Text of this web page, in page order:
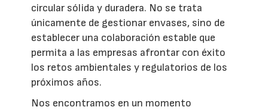
circular sólida y duradera. No se trata
únicamente de gestionar envases, sino de
establecer una colaboración estable que
permita a las empresas afrontar con éxito
los retos ambientales y regulatorios de los
próximos años.
Nos encontramos en un momento